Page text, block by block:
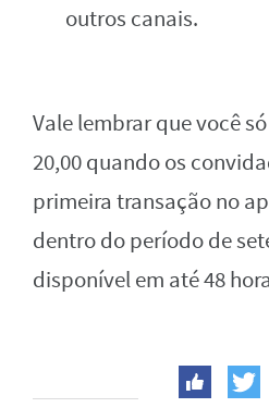
outros canais.
Vale lembrar que você
20,00 quando os
primeira transação no
dentro do período de
disponível em até 48